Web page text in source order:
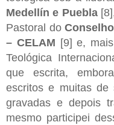
Medellín e Puebla
Pastoral do
– CELAM [9] e,
Teológica
que escrita,
escritos e muitas de
gravadas e depois
mesmo participei